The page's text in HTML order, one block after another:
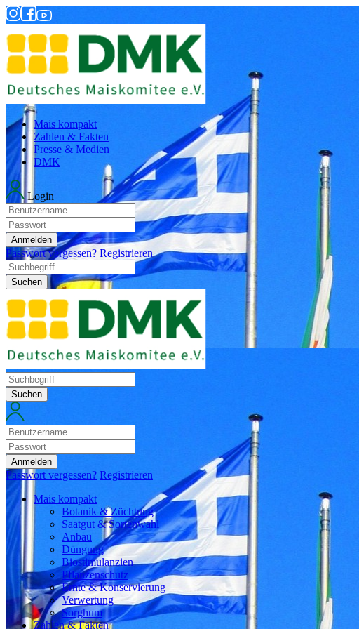
Mais kompakt
Zahlen & Fakten
Presse & Medien
DMK
Login
Anmelden
Passwort vergessen? Registrieren
Suchen
Suchen
Anmelden
Passwort vergessen? Registrieren
Mais kompakt
Botanik & Züchtung
Saatgut & Sortenwahl
Anbau
Düngung
Biostimulanzien
Pflanzenschutz
Ernte & Konservierung
Verwertung
Sorghum
Zahlen & Fakten